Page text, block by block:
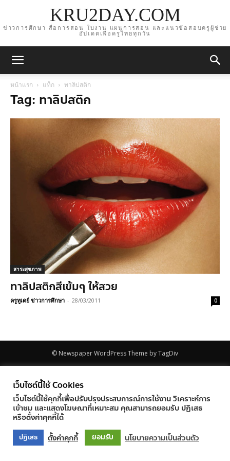
KRU2DAY.COM
ข่าวการศึกษา สื่อการสอน ใบงาน แผนการสอน และแนวข้อสอบครูผู้ช่วย
อัปเดตเพื่อครูไทยทุกวัน
หน้าแรก แท็ก ทาลิปสติก
Tag: ทาลิปสติก
สาระสุขภาพ
ทาลิปสติกสีเข้มๆ ให้สวย
ครูทูเดย์ ข่าวการศึกษา - 28/03/2011 0
© Newspaper WordPress Theme by TagDiv
เว็บไซต์นี้ใช้ Cookies
เว็บไซต์นี้ใช้คุกกี้เพื่อปรับปรุงประสบการณ์การใช้งาน วิเคราะห์การ
เข้าชม และแสดงโฆษณาที่เหมาะสม คุณสามารถยอมรับ ปฏิเสธ
หรือตั้งค่าคุกกี้ได้
ปฏิเสธ ตั้งค่าคุกกี้ ยอมรับ นโยบายความเป็นส่วนตัว